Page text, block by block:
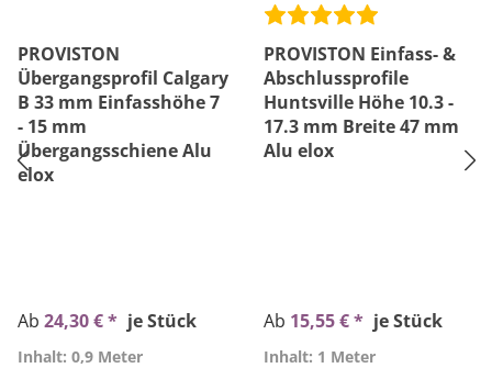
PROVISTON
Übergangsprofil Calgary
B 33 mm Einfasshöhe 7
- 15 mm
Übergangsschiene Alu
elox
Ab 24,30 € * je Stück
Inhalt: 0,9 Meter
PROVISTON Einfass- &
Abschlussprofile
Huntsville Höhe 10.3 -
17.3 mm Breite 47 mm
Alu elox
Ab 15,55 € * je Stück
Inhalt: 1 Meter